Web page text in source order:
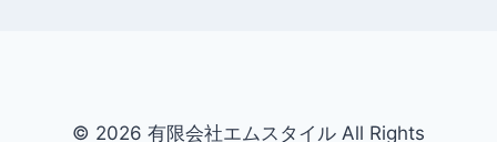
© 2026 有限会社エムスタイル All Rights